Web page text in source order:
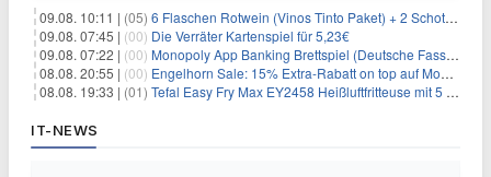
09.08. 10:11 | (05) 6 Flaschen Rotwein (Vinos Tinto Paket) + 2 Schott Zwiesel Gläser für 25,99€ inkl. Versand
09.08. 07:45 | (00) Die Verräter Kartenspiel für 5,23€
09.08. 07:22 | (00) Monopoly App Banking Brettspiel (Deutsche Fassung) für 9,84€
08.08. 20:55 | (00) Engelhorn Sale: 15% Extra-Rabatt on top auf Mode- und Sport-Artikel
08.08. 19:33 | (01) Tefal Easy Fry Max EY2458 Heißluftfritteuse mit 5 Litern für 64,99€
IT-NEWS